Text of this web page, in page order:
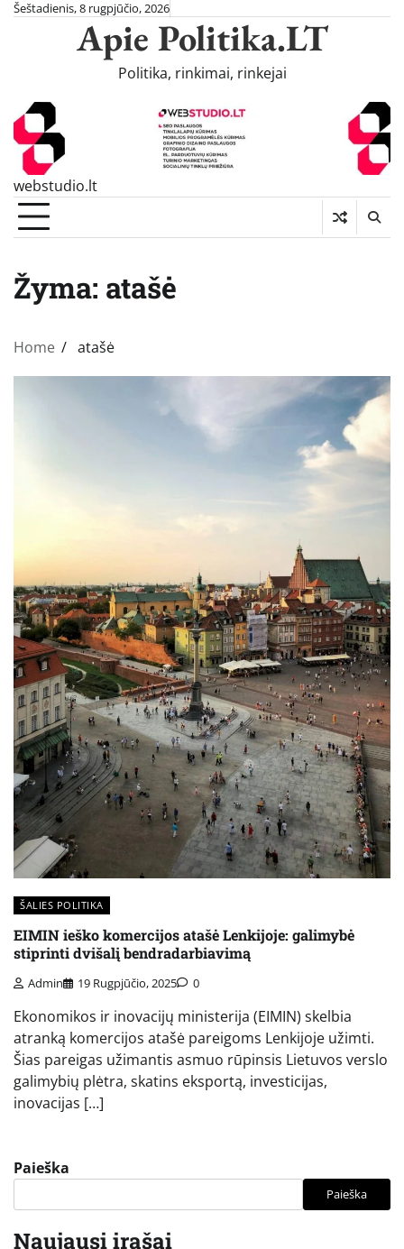
SkipŠeštadienis, 8 rugpjūčio, 2026
Apie Politika.LT
Politika, rinkimai, rinkejai
webstudio.lt
Žyma: atašė
Home atašė
ŠALIES POLITIKA
EIMIN ieško komercijos atašė Lenkijoje: galimybė
stiprinti dvišalį bendradarbiavimą
Admin 19 Rugpjūčio, 2025 0
Ekonomikos ir inovacijų ministerija (EIMIN) skelbia
atranką komercijos atašė pareigoms Lenkijoje užimti.
Šias pareigas užimantis asmuo rūpinsis Lietuvos verslo
galimybių plėtra, skatins eksportą, investicijas,
inovacijas […]
Paieška
Paieška
Naujausi įrašai